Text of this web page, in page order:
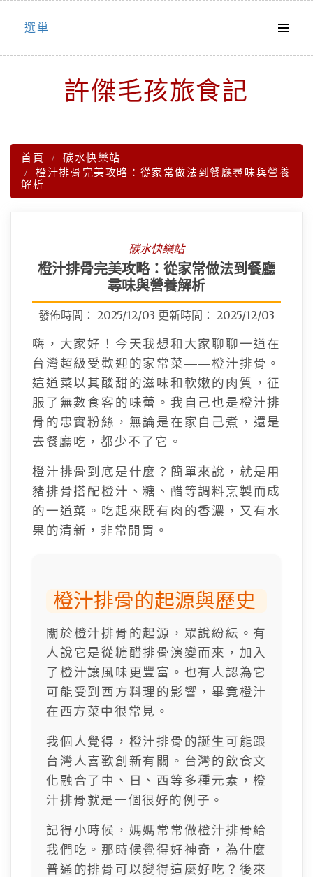
Skip
選単
許傑毛孩旅食記
首頁
碳水快樂站
橙汁排骨完美攻略：從家常做法到餐廳尋味與營養
解析
碳水快樂站
橙汁排骨完美攻略：從家常做法到餐廳
尋味與營養解析
發佈時間： 2025/12/03 更新時間： 2025/12/03
嗨，大家好！今天我想和大家聊聊一道在
台灣超級受歡迎的家常菜——橙汁排骨。
這道菜以其酸甜的滋味和軟嫩的肉質，征
服了無數食客的味蕾。我自己也是橙汁排
骨的忠實粉絲，無論是在家自己煮，還是
去餐廳吃，都少不了它。
橙汁排骨到底是什麼？簡單來說，就是用
豬排骨搭配橙汁、糖、醋等調料烹製而成
的一道菜。吃起來既有肉的香濃，又有水
果的清新，非常開胃。
橙汁排骨的起源與歷史
關於橙汁排骨的起源，眾說紛紜。有
人說它是從糖醋排骨演變而來，加入
了橙汁讓風味更豐富。也有人認為它
可能受到西方料理的影響，畢竟橙汁
在西方菜中很常見。
我個人覺得，橙汁排骨的誕生可能跟
台灣人喜歡創新有關。台灣的飲食文
化融合了中、日、西等多種元素，橙
汁排骨就是一個很好的例子。
記得小時候，媽媽常常做橙汁排骨給
我們吃。那時候覺得好神奇，為什麼
普通的排骨可以變得這麼好吃？後來